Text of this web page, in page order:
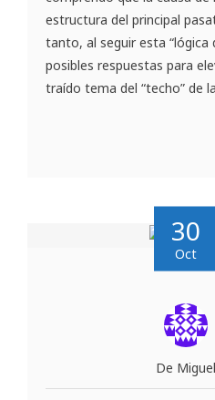
estructura del principal
tanto, al seguir esta “lógica
posibles respuestas para
traído tema del “techo” de
30
Oct
De Miguel